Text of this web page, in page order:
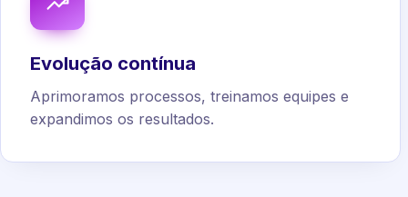
Evolução contínua
Aprimoramos processos, treinamos equipes e
expandimos os resultados.